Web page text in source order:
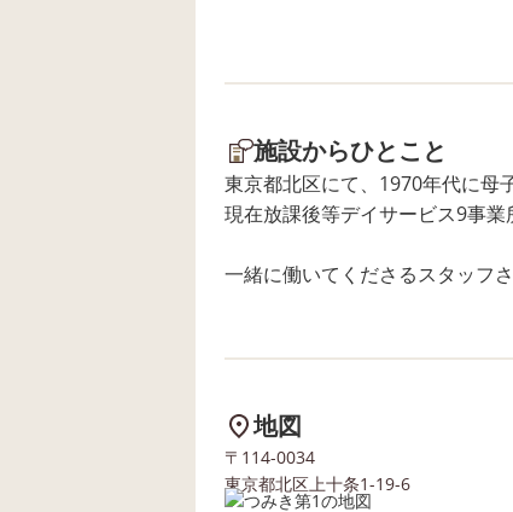
施設からひとこと
東京都北区にて、1970年代に母
現在放課後等デイサービス9事業
一緒に働いてくださるスタッフ
地図
〒114-0034
東京都北区上十条1-19-6